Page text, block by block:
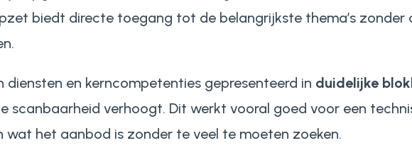
biedt directe toegang tot de belangrijkste thema’s
diensten en kerncompetenties gepresenteerd in duidelijke
scanbaarheid verhoogt. Dit werkt vooral goed voor een
wat het aanbod is zonder te veel te moeten zoeken.